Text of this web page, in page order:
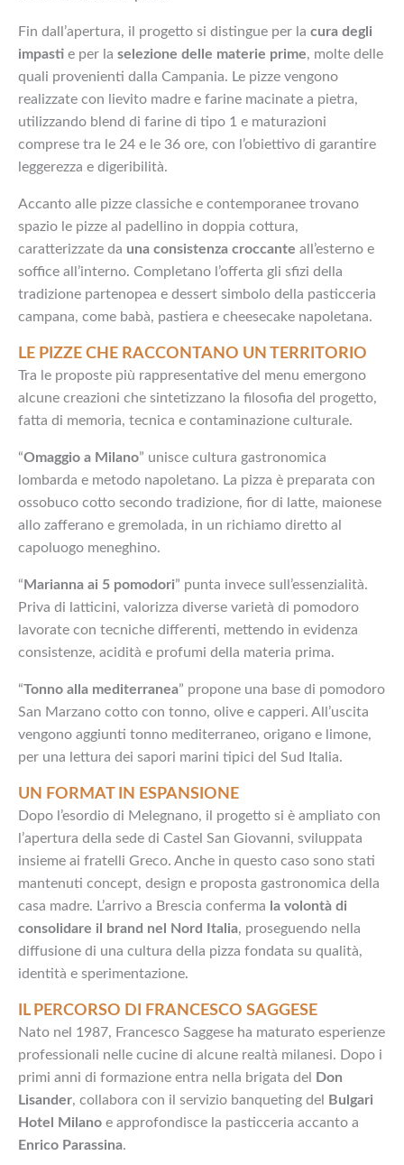
Fin dall’apertura, il progetto si distingue per la cura degli
impasti e per la selezione delle materie prime, molte delle
quali provenienti dalla Campania. Le pizze vengono
realizzate con lievito madre e farine macinate a pietra,
utilizzando blend di farine di tipo 1 e maturazioni
comprese tra le 24 e le 36 ore, con l’obiettivo di garantire
leggerezza e digeribilità.
Accanto alle pizze classiche e contemporanee trovano
spazio le pizze al padellino in doppia cottura,
caratterizzate da una consistenza croccante all’esterno e
soffice all’interno. Completano l’offerta gli sfizi della
tradizione partenopea e dessert simbolo della pasticceria
campana, come babà, pastiera e cheesecake napoletana.
LE PIZZE CHE RACCONTANO UN TERRITORIO
Tra le proposte più rappresentative del menu emergono
alcune creazioni che sintetizzano la filosofia del progetto,
fatta di memoria, tecnica e contaminazione culturale.
“Omaggio a Milano” unisce cultura gastronomica
lombarda e metodo napoletano. La pizza è preparata con
ossobuco cotto secondo tradizione, fior di latte, maionese
allo zafferano e gremolada, in un richiamo diretto al
capoluogo meneghino.
“ Marianna ai 5 pomodori” punta invece sull’essenzialità.
Priva di latticini, valorizza diverse varietà di pomodoro
lavorate con tecniche differenti, mettendo in evidenza
consistenze, acidità e profumi della materia prima.
“Tonno alla mediterranea” propone una base di pomodoro
San Marzano cotto con tonno, olive e capperi. All’uscita
vengono aggiunti tonno mediterraneo, origano e limone,
per una lettura dei sapori marini tipici del Sud Italia.
UN FORMAT IN ESPANSIONE
Dopo l’esordio di Melegnano, il progetto si è ampliato con
l’apertura della sede di Castel San Giovanni, sviluppata
insieme ai fratelli Greco. Anche in questo caso sono stati
mantenuti concept, design e proposta gastronomica della
casa madre. L’arrivo a Brescia conferma la volontà di
consolidare il brand nel Nord Italia, proseguendo nella
diffusione di una cultura della pizza fondata su qualità,
identità e sperimentazione.
IL PERCORSO DI FRANCESCO SAGGESE
Nato nel 1987, Francesco Saggese ha maturato esperienze
professionali nelle cucine di alcune realtà milanesi. Dopo i
primi anni di formazione entra nella brigata del
Don
Lisander, collabora con il servizio banqueting del
Bulgari
Hotel Milano e approfondisce la pasticceria accanto a
Enrico Parassina.